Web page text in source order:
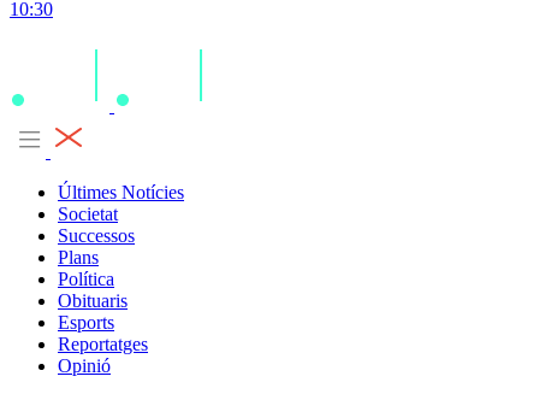
10:30
Últimes Notícies
Societat
Successos
Plans
Política
Obituaris
Esports
Reportatges
Opinió